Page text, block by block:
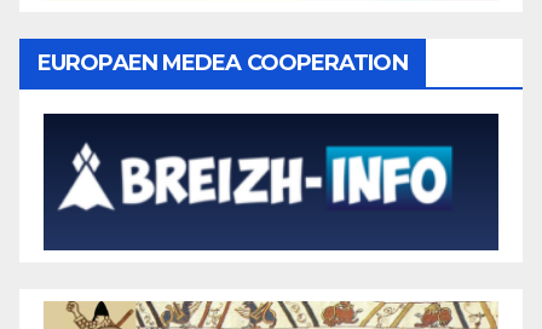
EUROPAEN MEDEA COOPERATION